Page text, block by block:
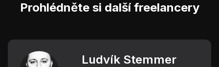
Prohlédněte si další freelancery
Ludvík Stemmer